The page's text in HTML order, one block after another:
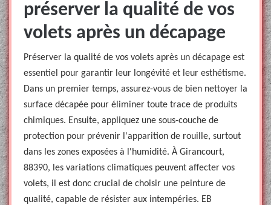
préserver la qualité de vos
volets après un décapage
Préserver la qualité de vos volets après un décapage est
essentiel pour garantir leur longévité et leur esthétisme.
Dans un premier temps, assurez-vous de bien nettoyer la
surface décapée pour éliminer toute trace de produits
chimiques. Ensuite, appliquez une sous-couche de
protection pour prévenir l'apparition de rouille, surtout
dans les zones exposées à l'humidité. À Girancourt,
88390, les variations climatiques peuvent affecter vos
volets, il est donc crucial de choisir une peinture de
qualité, capable de résister aux intempéries. EB